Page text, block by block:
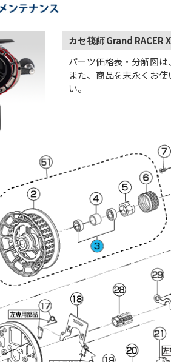
カセ筏師 Grand RACER
パーツ価格表・分解図は
また、商品を末永くお
い。